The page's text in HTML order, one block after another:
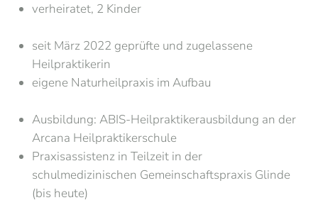
verheiratet, 2 Kinder
seit März 2022 geprüfte und zugelassene
Heilpraktikerin
eigene Naturheilpraxis im Aufbau
Ausbildung: ABIS-Heilpraktikerausbildung an der
Arcana Heilpraktikerschule
Praxisassistenz in Teilzeit in der
schulmedizinischen Gemeinschaftspraxis Glinde
(bis heute)